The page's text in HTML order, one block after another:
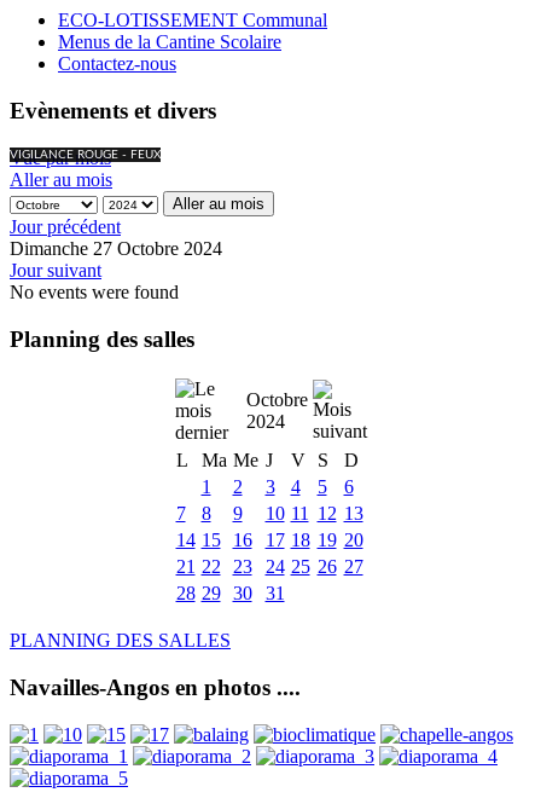
ECO-LOTISSEMENT Communal
Menus de la Cantine Scolaire
Contactez-nous
Evènements et divers
VIGILANCE ROUGE - FEUX
Vue par mois
Aller au mois
Aller au mois
Jour précédent
Dimanche 27 Octobre 2024
Jour suivant
No events were found
Planning des salles
Octobre
2024
L
Ma Me J V S
D
1
2 3 4 5
6
7
8 9 10 11 12 13
14 15 16 17 18 19 20
21 22 23 24 25 26 27
28 29 30 31
PLANNING DES SALLES
Navailles-Angos en photos ....